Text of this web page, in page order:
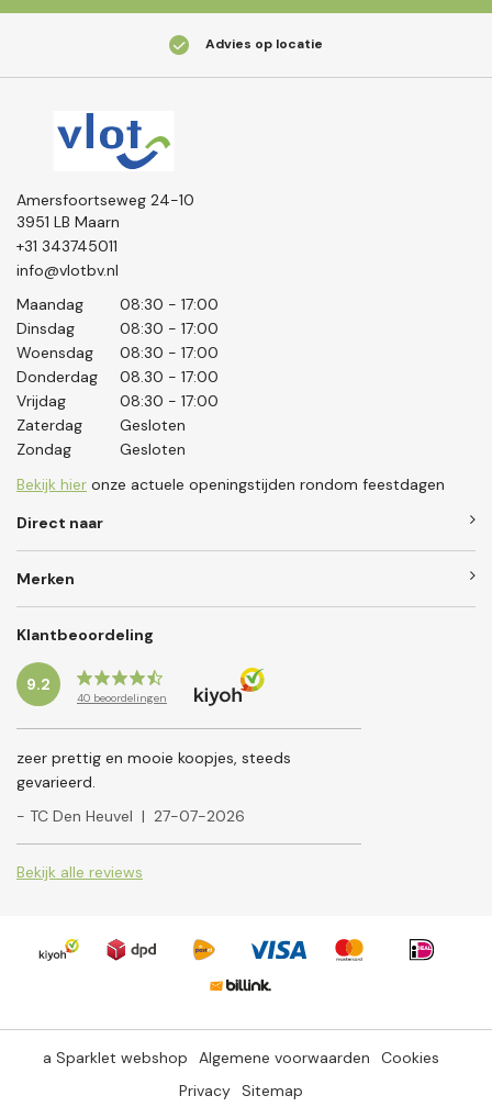
Advies op locatie
Amersfoortseweg 24-10
3951 LB Maarn
+31 343745011
info@vlotbv.nl
Maandag
08:30 - 17:00
Dinsdag
08:30 - 17:00
Woensdag
08:30 - 17:00
Donderdag
08.30 - 17:00
Vrijdag
08:30 - 17:00
Zaterdag
Gesloten
Zondag
Gesloten
Bekijk hier onze actuele openingstijden rondom feestdagen
Direct naar
Merken
Klantbeoordeling
9.2
40 beoordelingen
zeer prettig en mooie koopjes, steeds
gevarieerd.
- TC Den Heuvel | 27-07-2026
Bekijk alle reviews
a Sparklet webshop Algemene voorwaarden
Cookies
Privacy Sitemap